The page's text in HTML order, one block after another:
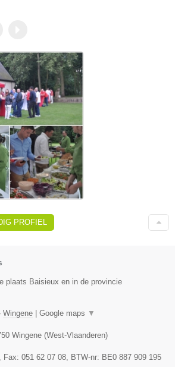
PROFIEL
plaats Baisieux en in de provincie
Wingene | Google maps ▼
Wingene (West-Vlaanderen)
, Fax: 051 62 07 08 , BTW-nr: BE0 887 909 195